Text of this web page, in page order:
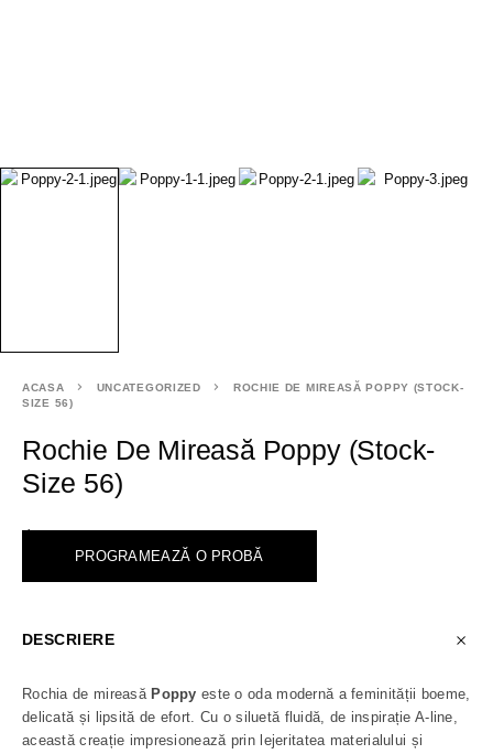
ACASA UNCATEGORIZED
ROCHIE DE MIREASĂ POPPY (STOCK-
SIZE 56)
Rochie De Mireasă Poppy (Stock-
Size 56)
<
PROGRAMEAZĂ O PROBĂ
DESCRIERE
Rochia de mireasă Poppy este o oda modernă a feminității boeme,
delicată și lipsită de efort. Cu o siluetă fluidă, de inspirație A-line,
această creație impresionează prin lejeritatea materialului și